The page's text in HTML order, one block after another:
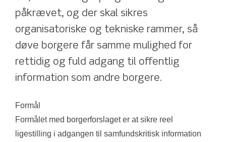
påkrævet, og der skal sikres
organisatoriske og tekniske rammer, så
døve borgere får samme mulighed for
rettidig og fuld adgang til offentlig
information som andre borgere.
Formål
Formålet med borgerforslaget er at sikre reel
ligestilling i adgangen til samfundskritisk information